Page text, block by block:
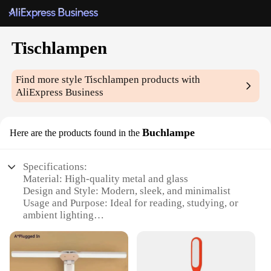
Tischlampen
Find more styleTischlampen products with
AliExpress Business
Here are the products found in the Buchlampe
Specifications:
Material: High-quality metal and glass
Design and Style: Modern, sleek, and minimalist
Usage and Purpose: Ideal for reading, studying, or
ambient lighting
settings
Shape or Size: Compact and portable
Performance and Property: Energy-efficient LED